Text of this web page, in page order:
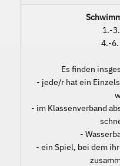
1.-
4.-6.
Es finden
- jede/r hat ein
- im Klassenverband
-
- ein Spiel, bei dem